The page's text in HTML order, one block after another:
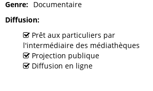
Genre
Documentaire
Diffusion
Prêt aux particuliers par
l'intermédiaire des médiathèques
Projection publique
Diffusion en ligne